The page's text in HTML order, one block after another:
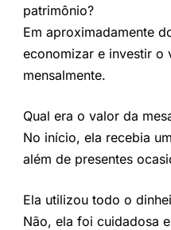
patrimônio?
Em aproximadamente
economizar e investir o
mensalmente.
Qual era o valor da
No início, ela recebia
além de presentes
Ela utilizou todo o
Não, ela foi cuidadosa